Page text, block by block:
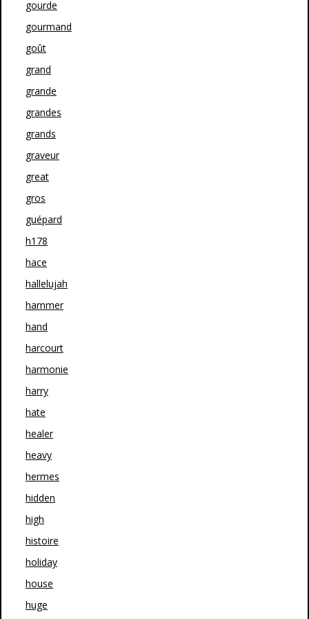
gourde
gourmand
goût
grand
grande
grandes
grands
graveur
great
gros
guépard
h178
hace
hallelujah
hammer
hand
harcourt
harmonie
harry
hate
healer
heavy
hermes
hidden
high
histoire
holiday
house
huge